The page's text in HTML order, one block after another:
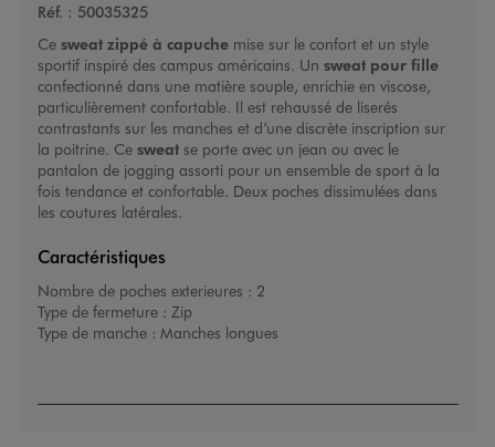
Réf. : 50035325
Ce sweat zippé à capuchemise sur le confort et un style
sportif inspiré des campus américains. Un sweat pour fille
confectionné dans une matière souple, enrichie en viscose,
particulièrement confortable. Il est rehaussé de liserés
contrastants sur les manches et d’une discrète inscription sur
la poitrine. Ce sweatse porte avec un jean ou avec le
pantalon de jogging assorti pour un ensemble de sport à la
fois tendance et confortable. Deux poches dissimulées dans
les coutures latérales.
Caractéristiques
Nombre de poches exterieures : 2
Type de fermeture : Zip
Type de manche : Manches longues